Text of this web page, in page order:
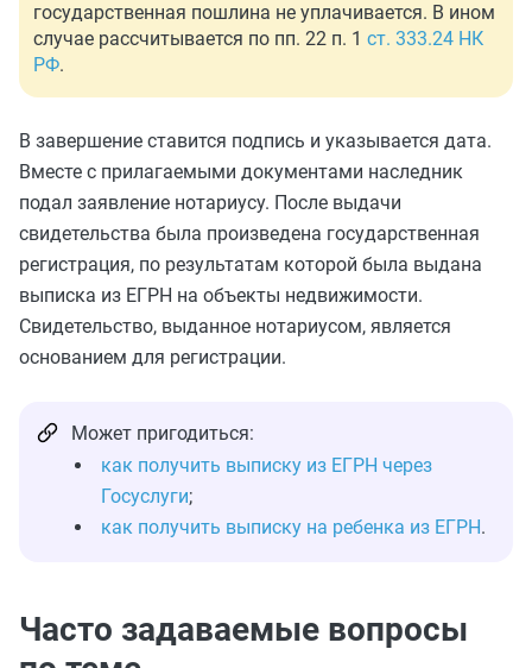
государственная пошлина не уплачивается. В ином
случае рассчитывается по пп. 22 п. 1 ст. 333.24 НК
РФ.
В завершение ставится подпись и указывается дата.
Вместе с прилагаемыми документами наследник
подал заявление нотариусу. После выдачи
свидетельства была произведена государственная
регистрация, по результатам которой была выдана
выписка из ЕГРН на объекты недвижимости.
Свидетельство, выданное нотариусом, является
основанием для регистрации.
Может пригодиться:
как получить выписку из ЕГРН через
Госуслуги;
как получить выписку на ребенка из ЕГРН.
Часто задаваемые вопросы